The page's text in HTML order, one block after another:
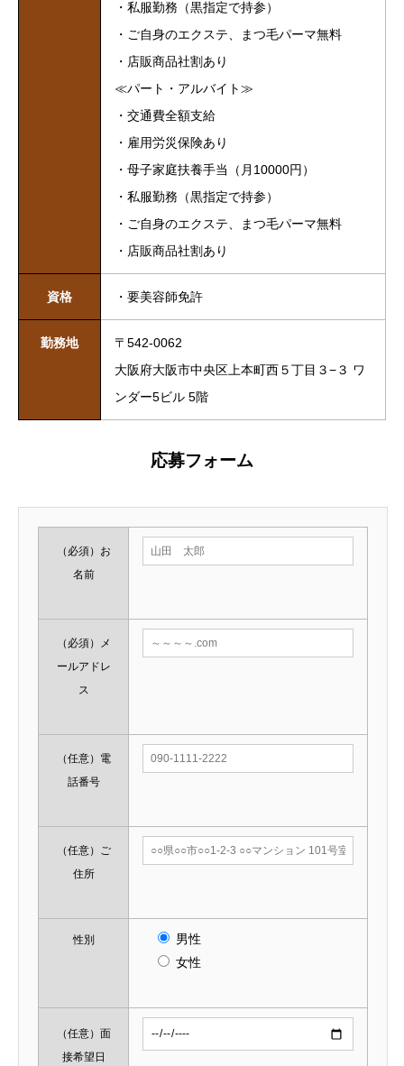
・私服勤務（黒指定で持参）
・ご自身のエクステ、まつ毛パーマ無料
・店販商品社割あり
≪パート・アルバイト≫
・交通費全額支給
・雇用労災保険あり
・母子家庭扶養手当（月10000円）
・私服勤務（黒指定で持参）
・ご自身のエクステ、まつ毛パーマ無料
・店販商品社割あり
資格 ・要美容師免許
勤務地
〒542-0062
大阪府大阪市中央区上本町西５丁目３−３ ワ
ンダー5ビル 5階
応募フォーム
（必須） お
名前
（必須）
メ
ールアドレ
ス
（任意） 電
話番号
（任意） ご
住所
性別
男性
女性
（任意） 面
接希望日